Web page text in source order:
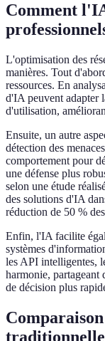
Comment
L'optimisation des
manières. Tout
ressources. En
d'IA peuvent adapter
d'utilisation,
Ensuite, un autre
détection des
comportement pour
une défense plus
selon une étude
des solutions d'IA
réduction de 50 %
Enfin, l'IA facilite
systèmes
les API intelligentes,
harmonie, partageant
de décision plus